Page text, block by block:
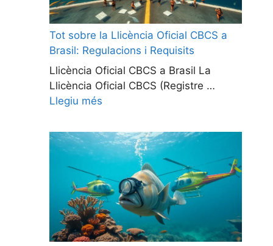
Tot sobre la Llicència Oficial CBCS a
Brasil: Regulacions i Requisits
Llicència Oficial CBCS a Brasil La
Llicència Oficial CBCS (Registre …
Llegiu més